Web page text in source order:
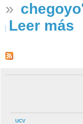
»
Leer más
UCV